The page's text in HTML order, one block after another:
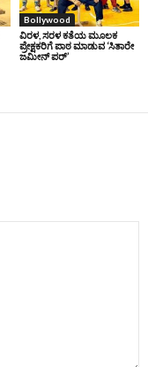
Bollywood
ವಿರಳ, ಸರಳ ಕತೆಯ ಮೂಲಕ
ಪ್ರೇಕ್ಷಕರಿಗೆ ಪಾಠ ಮಾಡುವ ‘ಸಿತಾರೇ
ಜಮೀನ್‌ ಪರ್’